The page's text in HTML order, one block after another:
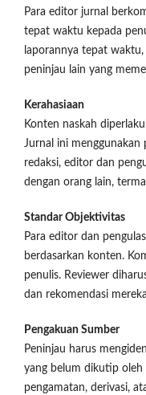
Para editor jurnal
tepat waktu kepada
laporannya tepat
peninjau lain yang
Kerahasiaan
Konten naskah
Jurnal ini menggunakan
redaksi, editor dan
dengan orang lain,
Standar Objektivitas
Para editor dan
berdasarkan konten.
penulis. Reviewer
dan rekomendasi
Pengakuan Sumber
Peninjau harus
yang belum dikutip oleh
pengamatan, derivasi,